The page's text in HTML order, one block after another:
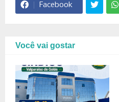
Facebook
Você vai gostar